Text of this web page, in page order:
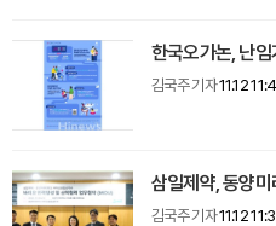
한국오가논, 난임
김국주 기자11.12
삼일제약, 동양
김국주 기자11.12